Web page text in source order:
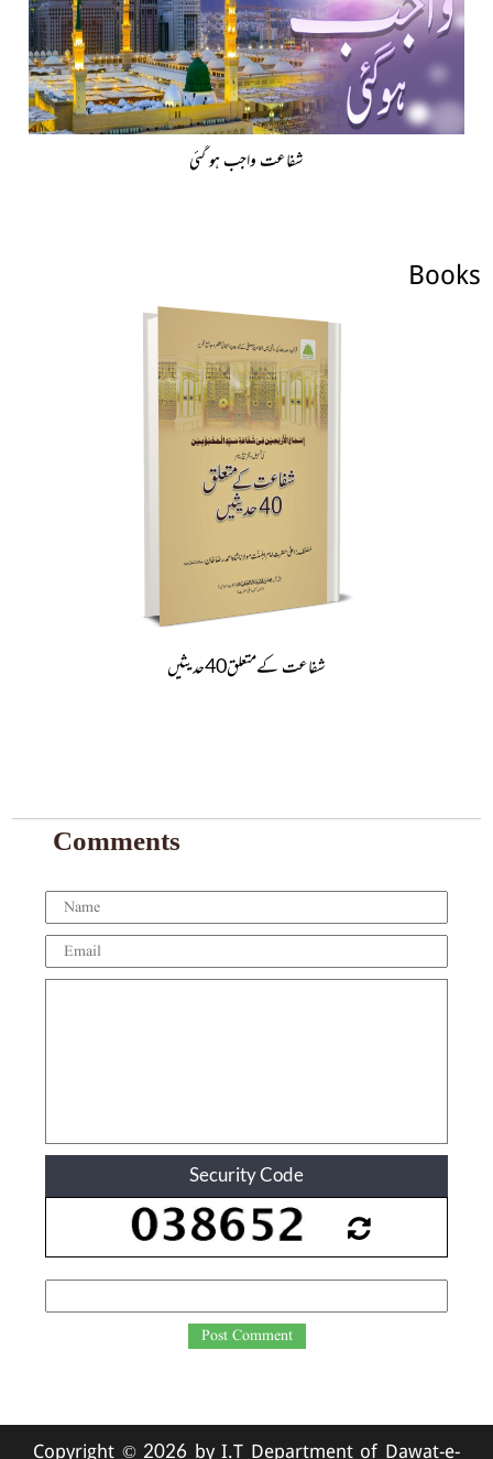
شفاعت واجب ہو گئی
Books
شفاعت کےمتعلق40حدیثیں
Comments
Security Code
Post Comment
2026